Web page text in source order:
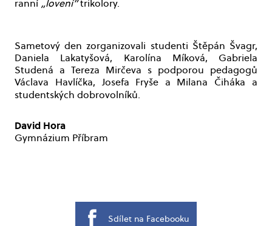
ranní „lovení”trikolory.
Sametový den zorganizovali studenti Štěpán Švagr,
Daniela Lakatyšová, Karolína Míková, Gabriela
Studená a Tereza Mirčeva s podporou pedagogů
Václava Havlíčka, Josefa Fryše a Milana Čiháka a
studentských dobrovolníků.
David Hora
Gymnázium Příbram
Sdílet na Facebooku